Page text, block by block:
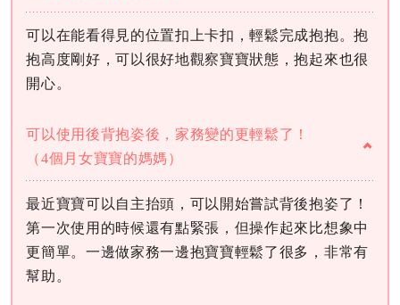
可以在能看得見的位置扣上卡扣，輕鬆完成抱抱。抱
抱高度剛好，可以很好地觀察寶寶狀態，抱起來也很
開心。
可以使用後背抱姿後，家務變的更輕鬆了！
（4個月女寶寶的媽媽）
最近寶寶可以自主抬頭，可以開始嘗試背後抱姿了！
第一次使用的時候還有點緊張，但操作起來比想象中
更簡單。一邊做家務一邊抱寶寶輕鬆了很多，非常有
幫助。